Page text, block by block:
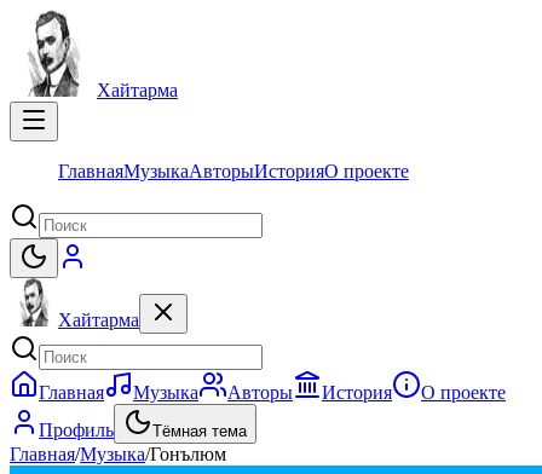
Хайтарма
ГлавнаяМузыкаАвторыИсторияО проекте
Хайтарма
Главная Музыка Авторы История
О проекте
Профиль
Тёмная тема
Главная/Музыка/Гонълюм